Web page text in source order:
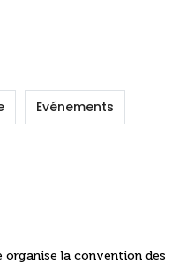
Evénements
organise la convention des